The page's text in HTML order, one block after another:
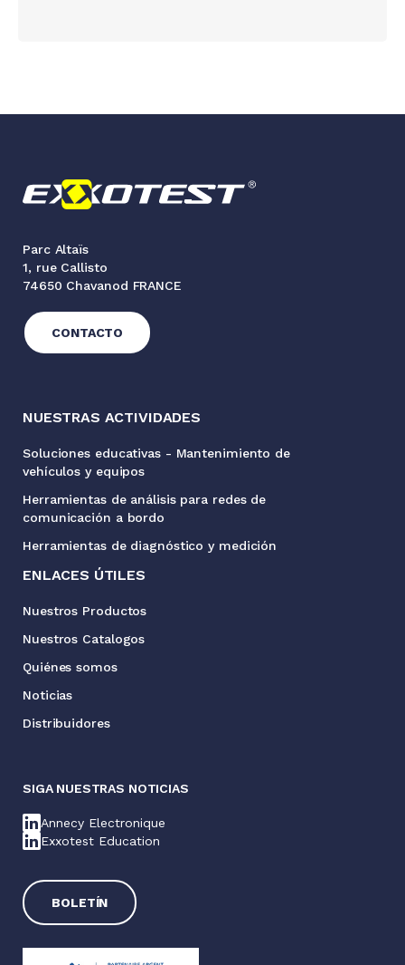
Parc Altaïs
1, rue Callisto
74650 Chavanod FRANCE
CONTACTO
NUESTRAS ACTIVIDADES
Soluciones educativas - Mantenimiento de
vehículos y equipos
Herramientas de análisis para redes de
comunicación a bordo
Herramientas de diagnóstico y medición
ENLACES ÚTILES
Nuestros Productos
Nuestros Catalogos
Quiénes somos
Noticias
Distribuidores
SIGA NUESTRAS NOTICIAS
Annecy Electronique
Exxotest Education
BOLETÍN